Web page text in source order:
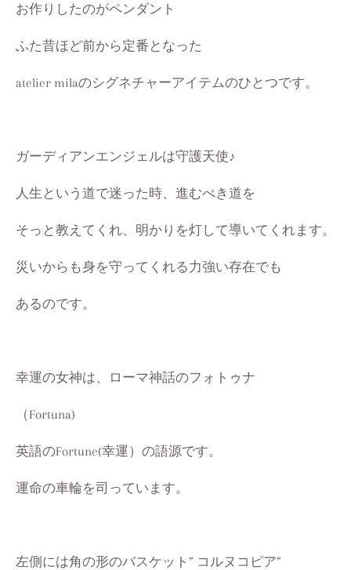
お作りしたのがペンダント
ふた昔ほど前から定番となった
atelier milaのシグネチャーアイテムのひとつです。
ガーディアンエンジェルは守護天使♪
人生という道で迷った時、進むべき道を
そっと教えてくれ、明かりを灯して導いてくれます。
災いからも身を守ってくれる力強い存在でも
あるのです。
幸運の女神は、ローマ神話のフォトゥナ
（Fortuna)
英語のFortune(幸運）の語源です。
運命の車輪を司っています。
左側には角の形のバスケット” コルヌコピア”